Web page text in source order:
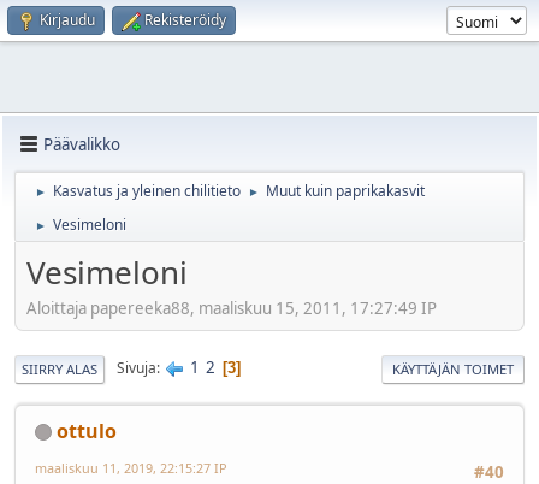
Kirjaudu Rekisteröidy
Päävalikko
► Kasvatus ja yleinen chilitieto ► Muut kuin paprikakasvit
► Vesimeloni
Vesimeloni
Aloittaja papereeka88, maaliskuu 15, 2011, 17:27:49 IP
SIIRRY ALAS Sivuja 1 2 3 KÄYTTÄJÄN TOIMET
ottulo
#40
maaliskuu 11, 2019, 22:15:27 IP